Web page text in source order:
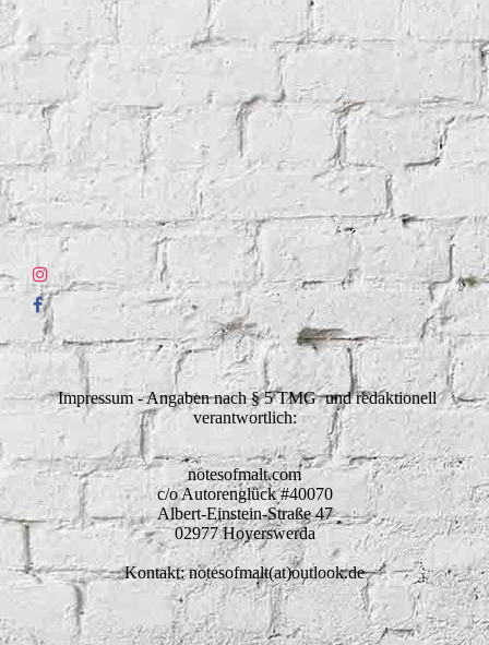
Impressum - Angaben nach § 5 TMG und redaktionell
verantwortlich:
notesofmalt.com
c/o Autorenglück #40070
Albert-Einstein-Straße 47
02977 Hoyerswerda
Kontakt: notesofmalt(at)outlook.de